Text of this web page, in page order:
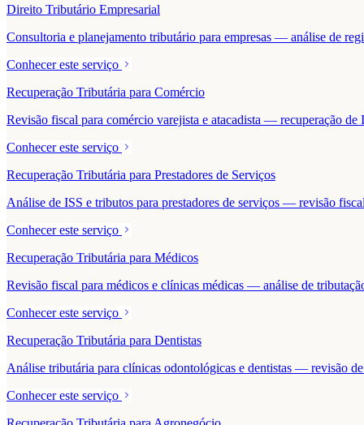
Direito Tributário Empresarial
Consultoria e planejamento tributário para empresas — análise de
Conhecer este serviço
Recuperação Tributária para Comércio
Revisão fiscal para comércio varejista e atacadista — recuperação
Conhecer este serviço
Recuperação Tributária para Prestadores de Serviços
Análise de ISS e tributos para prestadores de serviços — revisão
Conhecer este serviço
Recuperação Tributária para Médicos
Revisão fiscal para médicos e clínicas médicas — análise de
Conhecer este serviço
Recuperação Tributária para Dentistas
Análise tributária para clínicas odontológicas e dentistas — revisão
Conhecer este serviço